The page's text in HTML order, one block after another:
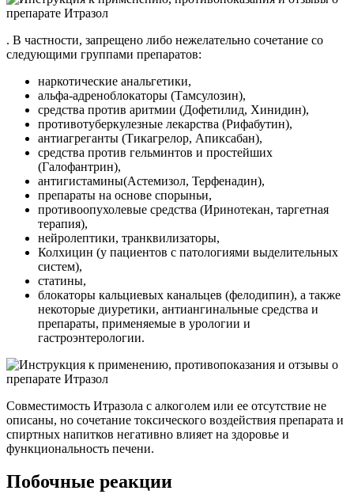
. В частности, запрещено либо нежелательно сочетание со
следующими группами препаратов:
наркотические анальгетики,
альфа-адреноблокаторы (Тамсулозин),
средства против аритмии (Дофетилид, Хинидин),
противотуберкулезные лекарства (Рифабутин),
антиагреганты (Тикагрелор, Апиксабан),
средства против гельминтов и простейших
(Галофантрин),
антигистамины(Астемизол, Терфенадин),
препараты на основе спорыньи,
противоопухолевые средства (Иринотекан, таргетная
терапия),
нейролептики, транквилизаторы,
Колхицин (у пациентов с патологиями выделительных
систем),
статины,
блокаторы кальциевых канальцев (фелодипин), а также
некоторые диуретики, антиангинальные средства и
препараты, применяемые в урологии и
гастроэнтерологии.
Совместимость Итразола с алкоголем или ее отсутствие не
описаны, но сочетание токсического воздействия препарата и
спиртных напитков негативно влияет на здоровье и
функциональность печени.
Побочные реакции